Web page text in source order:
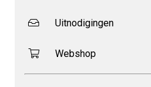
Uitnodigingen
Webshop